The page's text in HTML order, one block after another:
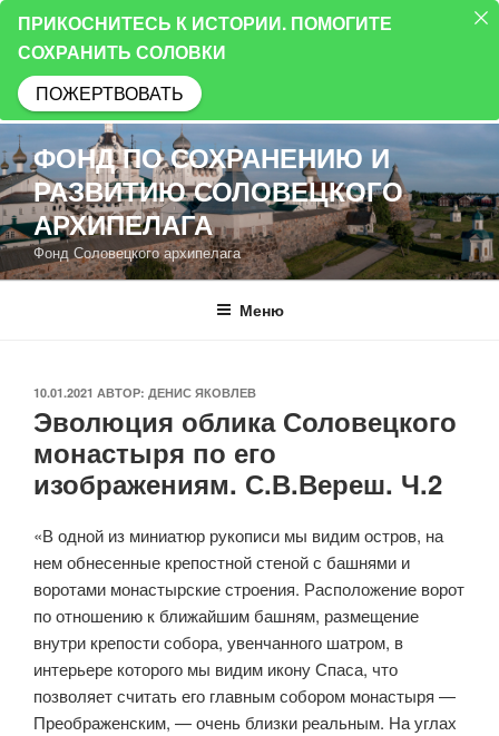
Перейти
к
содержимому
ФОНД ПО СОХРАНЕНИЮ И
РАЗВИТИЮ СОЛОВЕЦКОГО
АРХИПЕЛАГА
Фонд Соловецкого архипелага
Меню
ОПУБЛИКОВАНО
10.01.2021 АВТОР: ДЕНИС ЯКОВЛЕВ
Эволюция облика Соловецкого
монастыря по его
изображениям. С.В.Вереш. Ч.2
«В одной из миниатюр рукописи мы видим остров, на
нем обнесенные крепостной стеной с башнями и
воротами монастырские строения. Расположение ворот
по отношению к ближайшим башням, размещение
внутри крепости собора, увенчанного шатром, в
интерьере которого мы видим икону Спаса, что
позволяет считать его главным собором монастыря —
Преображенским, — очень близки реальным. На углах
ПРИКОСНИТЕСЬ К ИСТОРИИ. ПОМОГИТЕ
СОХРАНИТЬ СОЛОВКИ
ПОЖЕРТВОВАТЬ